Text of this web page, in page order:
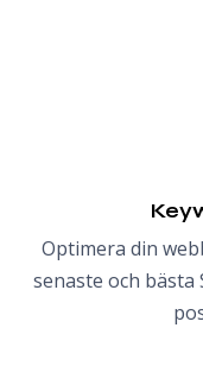
Optimera din
senaste och bästa